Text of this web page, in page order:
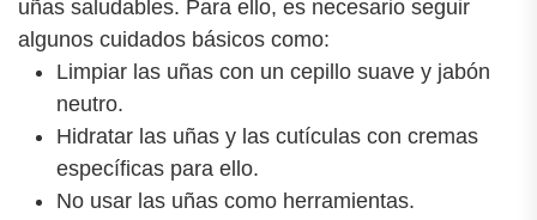
uñas saludables. Para ello, es necesario seguir
algunos cuidados básicos como:
Limpiar las uñas con un cepillo suave y jabón
neutro.
Hidratar las uñas y las cutículas con cremas
específicas para ello.
No usar las uñas como herramientas.